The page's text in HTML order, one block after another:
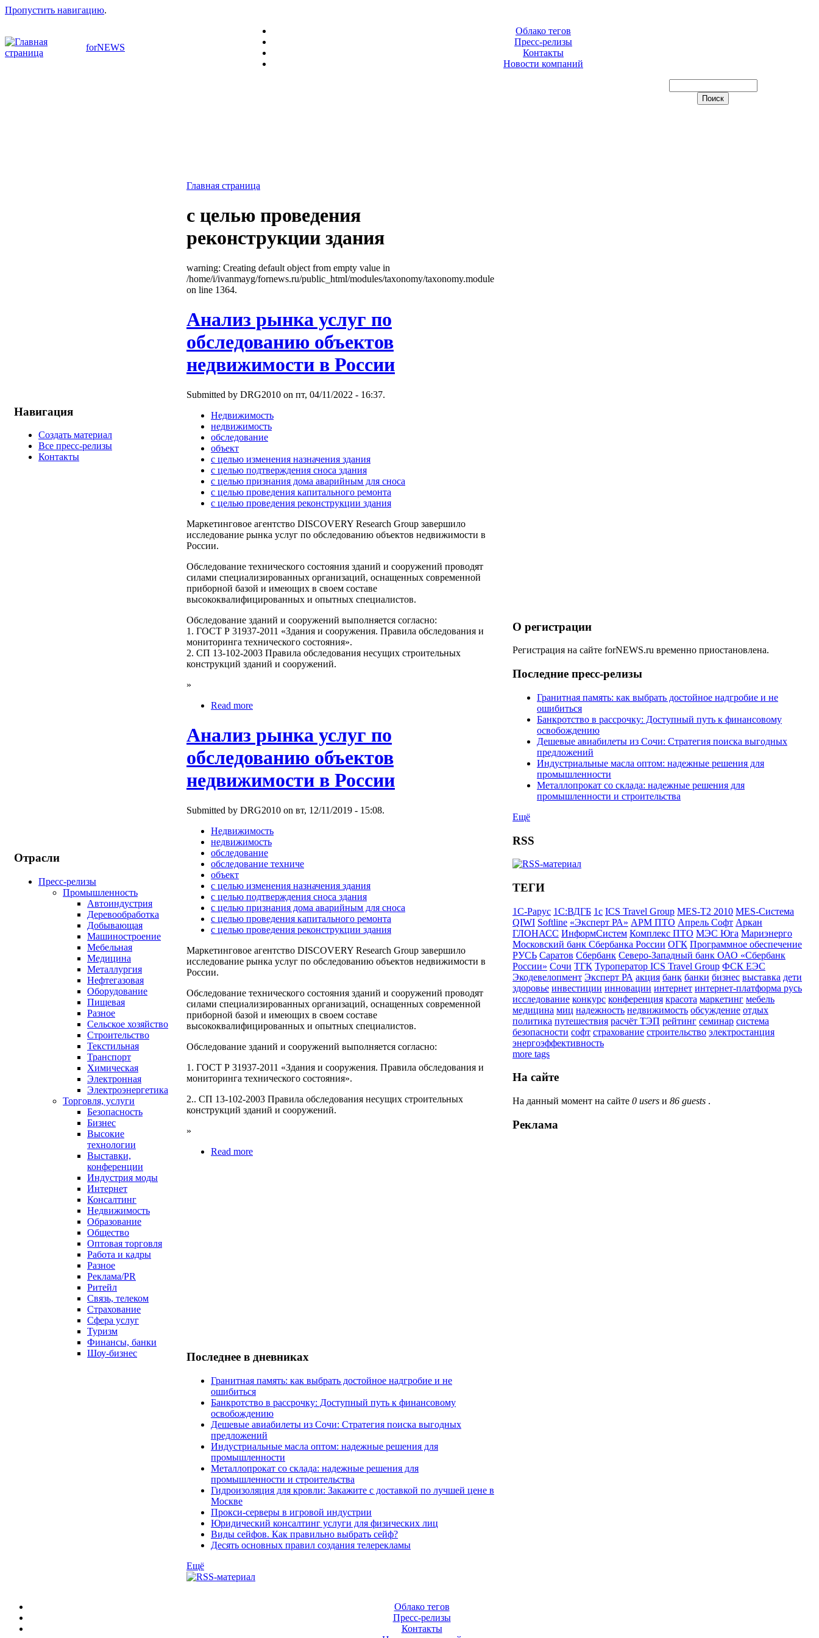
Пропустить навигацию.
forNEWS
Облако тегов
Пресс-релизы
Контакты
Новости компаний
Навигация
Создать материал
Все пресс-релизы
Контакты
Отрасли
Пресс-релизы
Промышленность
Автоиндустрия
Деревообработка
Добывающая
Машиностроение
Мебельная
Медицина
Металлургия
Нефтегазовая
Оборудование
Пищевая
Разное
Сельское хозяйство
Строительство
Текстильная
Транспорт
Химическая
Электронная
Электроэнергетика
Торговля, услуги
Безопасность
Бизнес
Высокие
технологии
Выставки,
конференции
Индустрия моды
Интернет
Консалтинг
Недвижимость
Образование
Общество
Оптовая торговля
Работа и кадры
Разное
Реклама/PR
Ритейл
Связь, телеком
Страхование
Сфера услуг
Туризм
Финансы, банки
Шоу-бизнес
Главная страница
с целью проведения
реконструкции здания
warning: Creating default object from empty value in
/home/i/ivanmayg/fornews.ru/public_html/modules/taxonomy/taxonomy.module
on line 1364.
Анализ рынка услуг по
обследованию объектов
недвижимости в России
Submitted by DRG2010 on пт, 04/11/2022 - 16:37.
Недвижимость
недвижимость
обследование
объект
с целью изменения назначения здания
с целью подтверждения сноса здания
с целью признания дома аварийным для сноса
с целью проведения капитального ремонта
с целью проведения реконструкции здания
Маркетинговое агентство DISCOVERY Research Group завершило
исследование рынка услуг по обследованию объектов недвижимости в
России.
Обследование технического состояния зданий и сооружений проводят
силами специализированных организаций, оснащенных современной
приборной базой и имеющих в своем составе
высококвалифицированных и опытных специалистов.
Обследование зданий и сооружений выполняется согласно:
1. ГОСТ Р 31937-2011 «Здания и сооружения. Правила обследования и
мониторинга технического состояния».
2. СП 13-102-2003 Правила обследования несущих строительных
конструкций зданий и сооружений.
»
Read more
Анализ рынка услуг по
обследованию объектов
недвижимости в России
Submitted by DRG2010 on вт, 12/11/2019 - 15:08.
Недвижимость
недвижимость
обследование
обследование техниче
объект
с целью изменения назначения здания
с целью подтверждения сноса здания
с целью признания дома аварийным для сноса
с целью проведения капитального ремонта
с целью проведения реконструкции здания
Маркетинговое агентство DISCOVERY Research Group завершило
исследование рынка услуг по обследованию объектов недвижимости в
России.
Обследование технического состояния зданий и сооружений проводят
силами специализированных организаций, оснащенных современной
приборной базой и имеющих в своем составе
высококвалифицированных и опытных специалистов.
Обследование зданий и сооружений выполняется согласно:
1. ГОСТ Р 31937-2011 «Здания и сооружения. Правила обследования и
мониторинга технического состояния».
2.. СП 13-102-2003 Правила обследования несущих строительных
конструкций зданий и сооружений.
»
Read more
Последнее в дневниках
Гранитная память: как выбрать достойное надгробие и не
ошибиться
Банкротство в рассрочку: Доступный путь к финансовому
освобождению
Дешевые авиабилеты из Сочи: Стратегия поиска выгодных
предложений
Индустриальные масла оптом: надежные решения для
промышленности
Металлопрокат со склада: надежные решения для
промышленности и строительства
Гидроизоляция для кровли: Закажите с доставкой по лучшей цене в
Москве
Прокси-серверы в игровой индустрии
Юридический консалтинг услуги для физических лиц
Виды сейфов. Как правильно выбрать сейф?
Десять основных правил создания телерекламы
Ещё
О регистрации
Регистрация на сайте forNEWS.ru временно приостановлена.
Последние пресс-релизы
Гранитная память: как выбрать достойное надгробие и не
ошибиться
Банкротство в рассрочку: Доступный путь к финансовому
освобождению
Дешевые авиабилеты из Сочи: Стратегия поиска выгодных
предложений
Индустриальные масла оптом: надежные решения для
промышленности
Металлопрокат со склада: надежные решения для
промышленности и строительства
Ещё
RSS
ТЕГИ
1С-Рарус 1С:ВДГБ 1с ICS Travel Group MES-T2 2010 MES-Система
QIWI Softline «Эксперт РА» АРМ ПТО Апрель Софт Аркан
ГЛОНАСС ИнформСистем Комплекс ПТО МЭС Юга Мариэнерго
Московский банк Сбербанка России ОГК Программное обеспечение
РУСЬ Саратов Сбербанк Северо-Западный банк ОАО «Сбербанк
России» Сочи ТГК Туроператор ICS Travel Group ФСК ЕЭС
Экодевелопмент Эксперт РА акция банк банки бизнес выставка дети
здоровье инвестиции инновации интернет интернет-платформа русь
исследование конкурс конференция красота маркетинг мебель
медицина миц надежность недвижимость обсуждение отдых
политика путешествия расчёт ТЭП рейтинг семинар система
безопасности софт страхование строительство электростанция
энергоэффективность
more tags
На сайте
На данный момент на сайте 0 users и 86 guests .
Реклама
Облако тегов
Пресс-релизы
Контакты